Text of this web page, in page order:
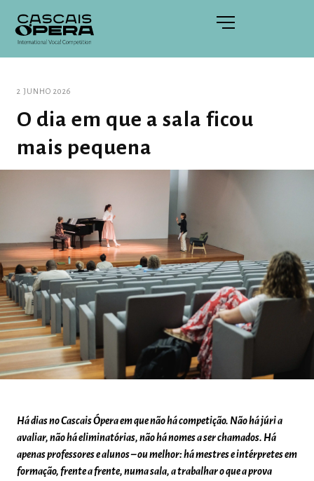
2 JUNHO 2026
O dia em que a sala ficou
mais pequena
Há dias no Cascais Ópera em que não há competição. Não há júri a
avaliar, não há eliminatórias, não há nomes a ser chamados. Há
apenas professores e alunos – ou melhor: há mestres e intérpretes em
formação, frente a frente, numa sala, a trabalhar o que a prova